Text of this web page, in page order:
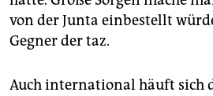
von der Junta einbestellt
Gegner der taz.
Auch international häuft sich